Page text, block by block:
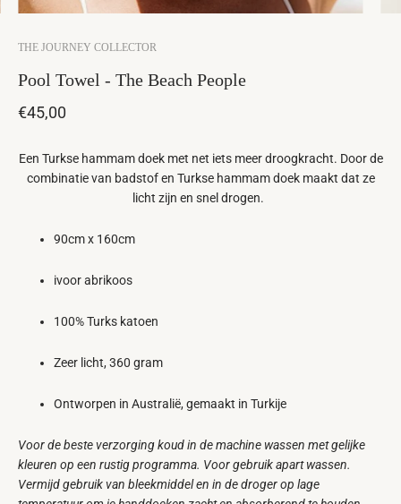
THE JOURNEY COLLECTOR
Pool Towel - The Beach People
€45,00
Een Turkse hammam doek met net iets meer droogkracht. Door de
combinatie van badstof en Turkse hammam doek maakt dat ze
licht zijn en snel drogen.
90cm x 160cm
ivoor abrikoos
100% Turks katoen
Zeer licht, 360 gram
Ontworpen in Australië, gemaakt in Turkije
Voor de beste verzorging koud in de machine wassen met gelijke
kleuren op een rustig programma. Voor gebruik apart wassen.
Vermijd gebruik van bleekmiddel en in de droger op lage